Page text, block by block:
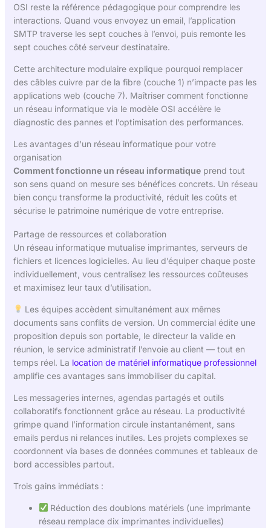
OSI reste la référence pédagogique pour comprendre les
interactions. Quand vous envoyez un email, l’application
SMTP traverse les sept couches à l’envoi, puis remonte les
sept couches côté serveur destinataire.
Cette architecture modulaire explique pourquoi remplacer
des câbles cuivre par de la fibre (couche 1) n’impacte pas les
applications web (couche 7). Maîtriser comment fonctionne
un réseau informatique via le modèle OSI accélère le
diagnostic des pannes et l’optimisation des performances.
Les avantages d'un réseau informatique pour votre
organisation
Comment fonctionne un réseau informatiqueprend tout
son sens quand on mesure ses bénéfices concrets. Un réseau
bien conçu transforme la productivité, réduit les coûts et
sécurise le patrimoine numérique de votre entreprise.
Partage de ressources et collaboration
Un réseau informatique mutualise imprimantes, serveurs de
fichiers et licences logicielles. Au lieu d’équiper chaque poste
individuellement, vous centralisez les ressources coûteuses
et maximisez leur taux d’utilisation.
Les équipes accèdent simultanément aux mêmes
documents sans conflits de version. Un commercial édite une
proposition depuis son portable, le directeur la valide en
réunion, le service administratif l’envoie au client — tout en
temps réel. La location de matériel informatique professionnel
amplifie ces avantages sans immobiliser du capital.
Les messageries internes, agendas partagés et outils
collaboratifs fonctionnent grâce au réseau. La productivité
grimpe quand l’information circule instantanément, sans
emails perdus ni relances inutiles. Les projets complexes se
coordonnent via bases de données communes et tableaux de
bord accessibles partout.
Trois gains immédiats :
Réduction des doublons matériels (une imprimante
réseau remplace dix imprimantes individuelles)